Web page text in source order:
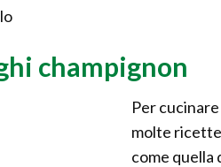
champignon
Per
molte
come quella